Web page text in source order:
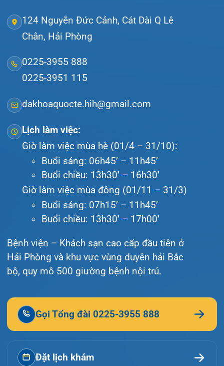
Tra cứu kết quả xét nghiệm
Tra cứu hóa đơn
Giới thiệu
Lịch khám
Hướng dẫn khám
Văn bản pháp quy
Liên hệ